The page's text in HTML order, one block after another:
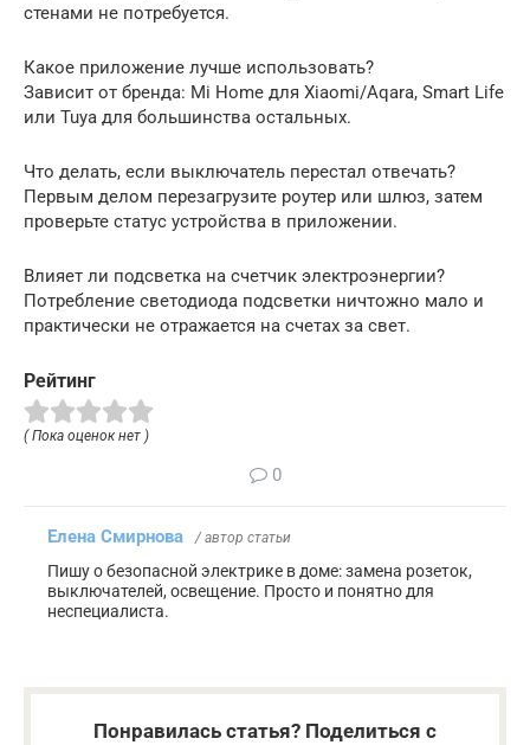
стенами не потребуется.
Какое приложение лучше использовать?
Зависит от бренда: Mi Home для Xiaomi/Aqara, Smart Life
или Tuya для большинства остальных.
Что делать, если выключатель перестал отвечать?
Первым делом перезагрузите роутер или шлюз, затем
проверьте статус устройства в приложении.
Влияет ли подсветка на счетчик электроэнергии?
Потребление светодиода подсветки ничтожно мало и
практически не отражается на счетах за свет.
Рейтинг
( Пока оценок нет )
0
Елена Смирнова / автор статьи
Пишу о безопасной электрике в доме: замена розеток,
выключателей, освещение. Просто и понятно для
неспециалиста.
Понравилась статья? Поделиться с